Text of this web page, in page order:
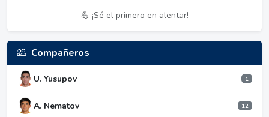
💪 ¡Sé el primero en alentar!
Compañeros
U. Yusupov 1
A. Nematov 12